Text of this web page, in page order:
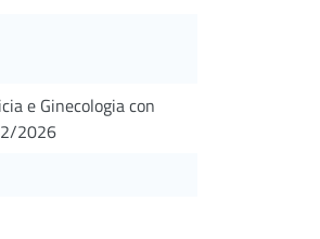
e Ginecologia con
2026